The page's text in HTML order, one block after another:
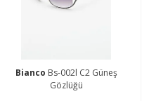
Bianco Bs-002l C2 Güneş
Gözlüğü